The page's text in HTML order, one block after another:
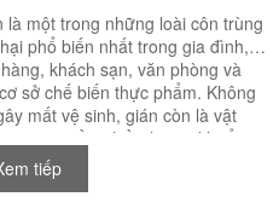
là một trong những loài côn trùng
phổ biến nhất trong gia đình,
khách sạn, văn phòng và
sở chế biến thực phẩm. Không
mất vệ sinh, gián còn là vật
gian truyền nhiều loại vi khuẩn,
mốc và mầm bệnh nguy hiểm cho
người. Chính vì vậy, việc lựa chọn
tiếp